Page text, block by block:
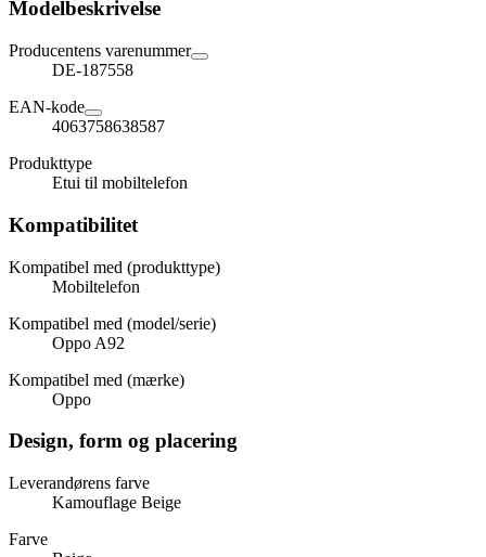
Modelbeskrivelse
Producentens varenummer
DE-187558
EAN-kode
4063758638587
Produkttype
Etui til mobiltelefon
Kompatibilitet
Kompatibel med (produkttype)
Mobiltelefon
Kompatibel med (model/serie)
Oppo A92
Kompatibel med (mærke)
Oppo
Design, form og placering
Leverandørens farve
Kamouflage Beige
Farve